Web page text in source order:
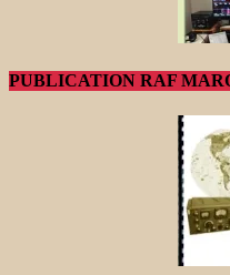
PUBLICATION RAF